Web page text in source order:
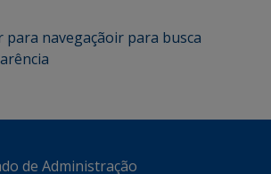
para navegaçãoir para busca
de Administração